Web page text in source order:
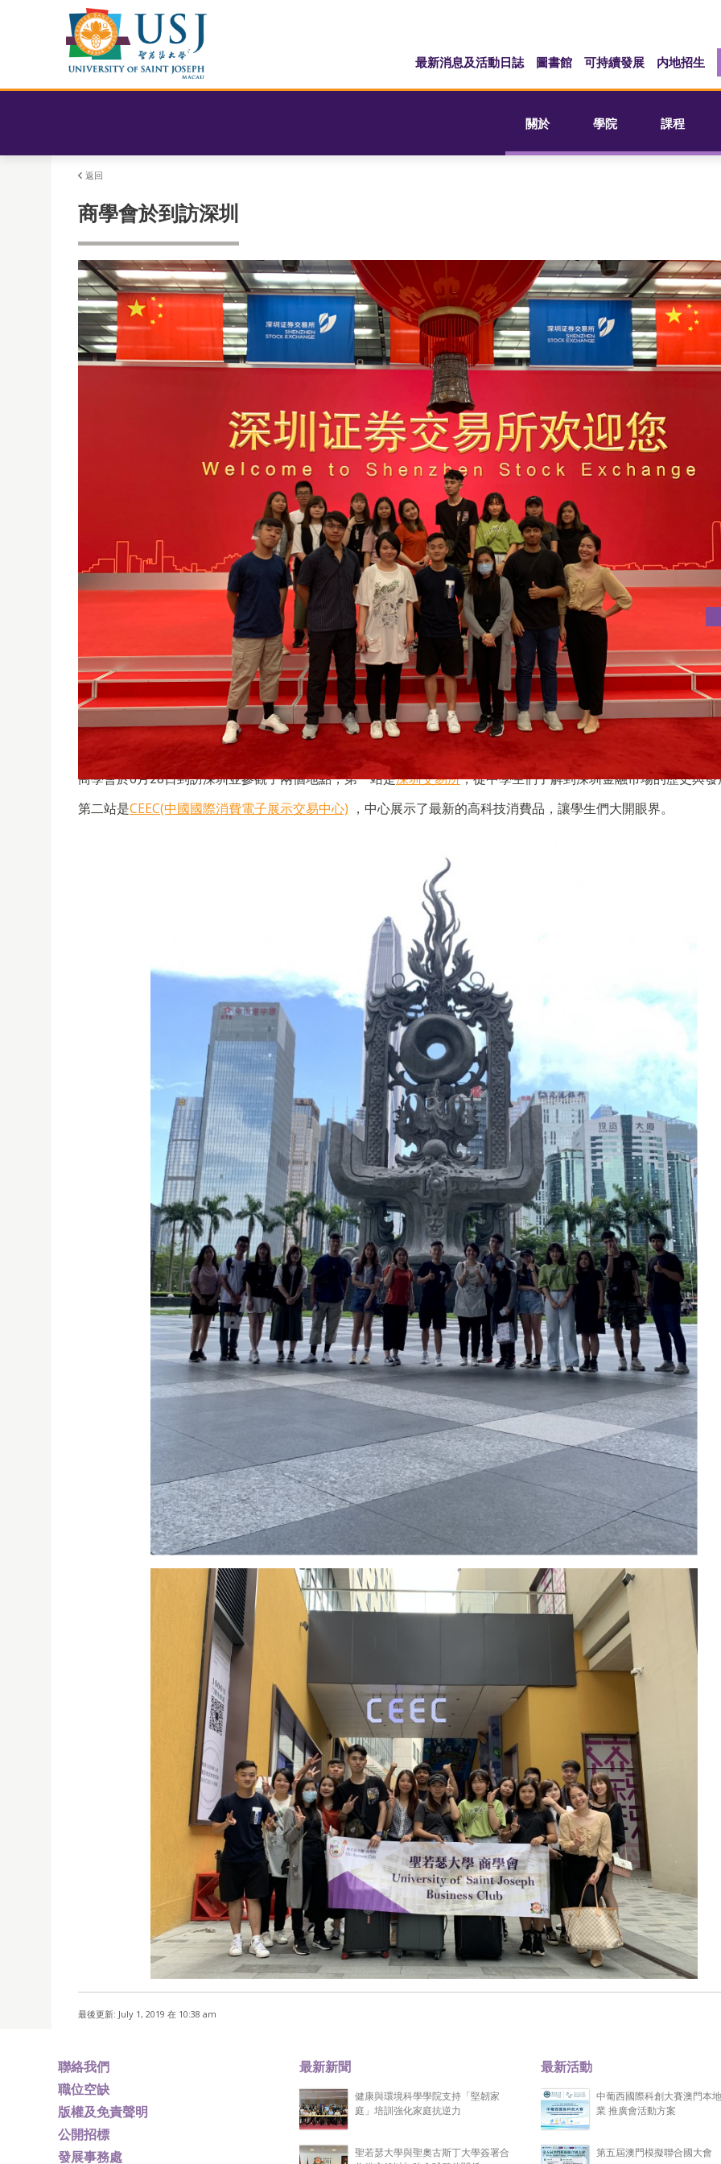
最新消息及活動日誌 圖書館 可持續發展 内地招生
關於 學院 課程
返回
商學會於到訪深圳
01/01/1970
商學會於6月28到訪深圳並參
商學會於6月28日到訪深圳並參觀了兩個地點，第一站是深圳交易所，從中學生們了解到深圳金融市場的歷史與
第二站是CEEC(中國國際消費電子展示交易中心) ，中心展示了最新的高科技消費品，讓學生們大開眼界。
最後更新: July 1, 2019 在 10:38 am
聯絡我們
職位空缺
版權及免責聲明
公開招標
發展事務處
最新新聞
健康與環境科學學院支持「堅韌家
庭」培訓強化家庭抗逆力
聖若瑟大學與聖奧古斯丁大學簽署合
最新活動
中葡西國際科創大賽澳門本
業 推廣會活動方案
第五屆澳門模擬聯合國大會